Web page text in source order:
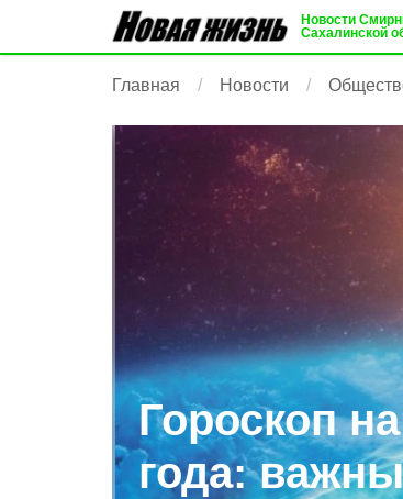
Новости
Сахалинской
Главная Новости
Гороскоп
года: